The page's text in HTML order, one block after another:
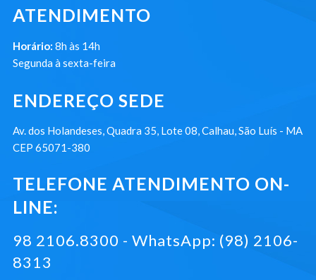
ATENDIMENTO
Horário: 8h às 14h
Segunda à sexta-feira
ENDEREÇO SEDE
Av. dos Holandeses, Quadra 35, Lote 08, Calhau, São Luís - MA
CEP 65071-380
TELEFONE ATENDIMENTO ON-
LINE:
98 2106.8300 - WhatsApp: (98) 2106-
8313